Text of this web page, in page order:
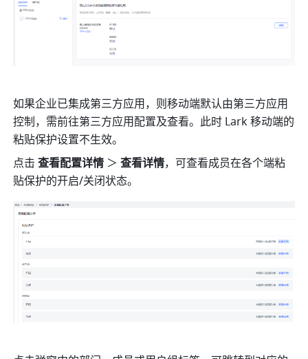
如果企业已集成第三方应用，则移动端默认由第三方应用
控制，需前往第三方应用配置及查看。此时 Lark 移动端的
粘贴保护设置不生效。
点击 查看配置详情 ＞ 查看详情，可查看成员在各个端粘
贴保护的开启/关闭状态。